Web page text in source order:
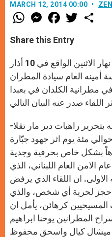
MARCH 12, 2014 00:00
W
h
t
s
p
p
M
e
s
e
g
e
r
F
a
e
b
k
w
Share this Entry
عقد لقاء مسيحيي المشرق نهار الاثنين الواقع في 10 أذار
أمينه العام سيادة المطران
الكلدان في بعبدا
بتحرير راهبات دير مار تقلا-
مئة يوم اثر جهود جبّارة
بشكل خاص بحرفية وجدية
الامن العام اللبناني، الذي
ان اللقاء الذي يرفض
لحرية أي شخص، والذي
كرهائن، يأمل ان
المطرانين يوحنا ابراهيم
ميشال كيال واسحق محفوظ